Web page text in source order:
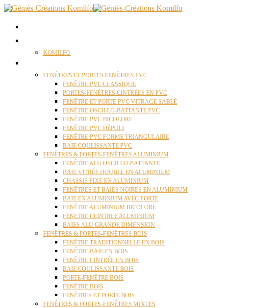
KOMILFO
FENÊTRES ET PORTES FENÊTRES PVC
FENÊTRE PVC CLASSIQUE
PORTES-FENÊTRES CINTRÉES EN PVC
FENÊTRE ET PORTE PVC VITRAGE SABLÉ
FENÊTRE OSCILLO-BATTANTE PVC
FENÊTRE PVC BICOLORE
FENÊTRE PVC DÉPOLI
FENÊTRE PVC FORME TRIANGULAIRE
BAIE COULISSANTE PVC
FENÊTRES & PORTES-FENÊTRES ALUMINIUM
FENÊTRE ALU OSCILLO-BATTANTE
BAIE VITRÉE DOUBLE EN ALUMINIUM
CHASSIS FIXE EN ALUMINIUM
FENÊTRES ET BAIES NOIRES EN ALUMINIUM
BAIE EN ALUMINIUM AVEC PORTE
FENÊTRE ALUMINIUM BICOLORE
FENETRE CEINTREE ALUMINIUM
BAIES ALU GRANDE DIMENSION
FENÊTRES & PORTES-FENÊTRES BOIS
FENÊTRE TRADITIONNELLE EN BOIS
FENÊTRE BAIE EN BOIS
FENÊTRE CINTRÉE EN BOIS
BAIE COULISSANTE BOIS
PORTE-FENÊTRE BOIS
FENÊTRE BOIS
FENÊTRES ET PORTE BOIS
FENÊTRES & PORTES-FENÊTRES MIXTES